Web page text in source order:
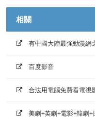
相關
有中國大陸最強動漫網
百度影音
合法用電腦免費看電視
美劇+英劇+電影+韓劇